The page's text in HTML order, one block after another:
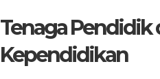
Tenaga Pendidik
Kependidikan